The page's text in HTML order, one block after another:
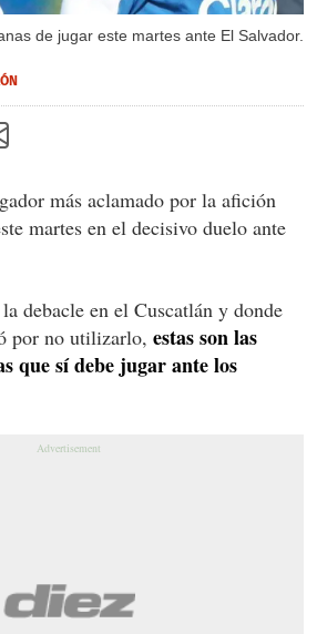
de jugar este martes ante El Salvador.
más aclamado por la afición
martes en el decisivo duelo ante
debacle en el Cuscatlán y donde
por no utilizarlo, estas son las
que sí debe jugar ante los